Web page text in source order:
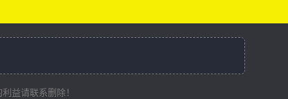
益请联系删除！